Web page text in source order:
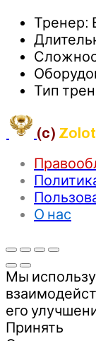
Тренер:
Тип
(c)
О нас
Мы
его
Принять